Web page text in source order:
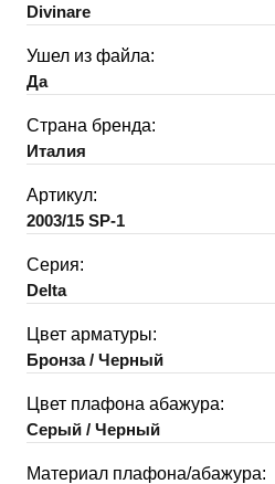
Divinare
Ушел из файла:
Да
Страна бренда:
Италия
Артикул:
2003/15 SP-1
Серия:
Delta
Цвет арматуры:
Бронза / Черный
Цвет плафона абажура:
Серый / Черный
Материал плафона/абажура: